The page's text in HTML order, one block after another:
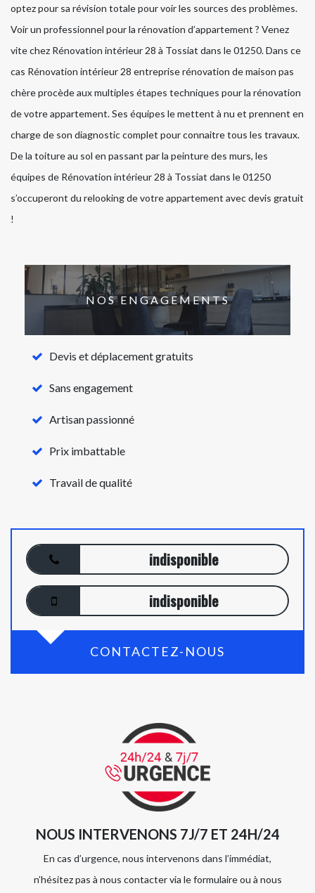
optez pour sa révision totale pour voir les sources des problèmes.
Voir un professionnel pour la rénovation d’appartement ? Venez
vite chez Rénovation intérieur 28 à Tossiat dans le 01250. Dans ce
cas Rénovation intérieur 28 entreprise rénovation de maison pas
chère procède aux multiples étapes techniques pour la rénovation
de votre appartement. Ses équipes le mettent à nu et prennent en
charge de son diagnostic complet pour connaitre tous les travaux.
De la toiture au sol en passant par la peinture des murs, les
équipes de Rénovation intérieur 28 à Tossiat dans le 01250
s’occuperont du relooking de votre appartement avec devis gratuit
!
NOS ENGAGEMENTS
Devis et déplacement gratuits
Sans engagement
Artisan passionné
Prix imbattable
Travail de qualité
indisponible
indisponible
CONTACTEZ-NOUS
NOUS INTERVENONS 7J/7 ET 24H/24
En cas d’urgence, nous intervenons dans l’immédiat,
n’hésitez pas à nous contacter via le formulaire ou à nous